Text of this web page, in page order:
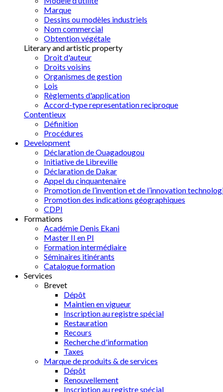
Marque
Dessins ou modèles industriels
Nom commercial
Obtention végétale
Literary and artistic property
Droit d'auteur
Droits voisins
Organismes de gestion
Lois
Règlements d'application
Accord-type representation reciproque
Contentieux
Définition
Procédures
Development
Déclaration de Ouagadougou
Initiative de Libreville
Déclaration de Dakar
Appel du cinquantenaire
Promotion de l’invention et de l’innovation
Promotion des indications géographiques
CDPI
Formations
Académie Denis Ekani
Master II en PI
Formation intermédiaire
Séminaires itinérants
Catalogue formation
Services
Brevet
Dépôt
Maintien en vigueur
Inscription au registre spécial
Restauration
Recours
Recherche d'information
Taxes
Marque de produits & de services
Dépôt
Renouvellement
Inscription au registre spécial